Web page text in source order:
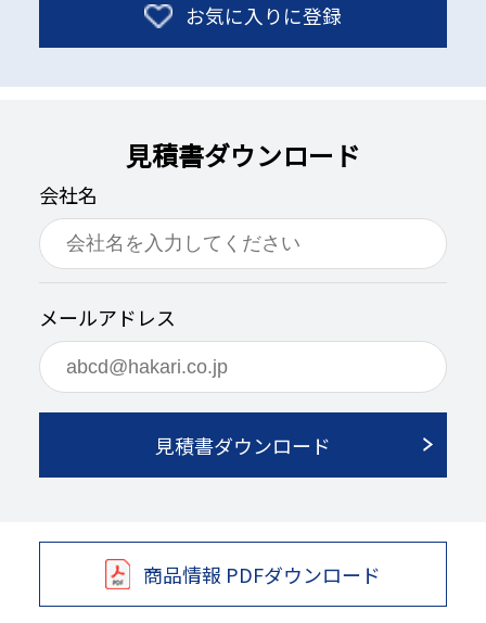
お気に入りに登録
見積書ダウンロード
会社名
メールアドレス
見積書ダウンロード
商品情報 PDFダウンロード